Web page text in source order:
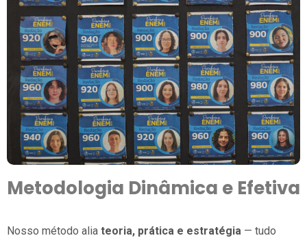
Metodologia Dinâmica e Efetiva
Nosso método alia teoria, prática e estratégia — tudo